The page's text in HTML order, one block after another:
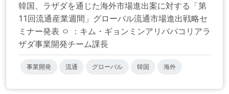
韓国、ラザダを通じた海外市場進出案に対する「第
11回流通産業週間」グローバル流通市場進出戦略セ
ミナー発表 ㅇ ：キム・ギョンミンアリババコリアラ
ザダ事業開発チーム課長
事業開発 流通 グローバル 韓国 海外